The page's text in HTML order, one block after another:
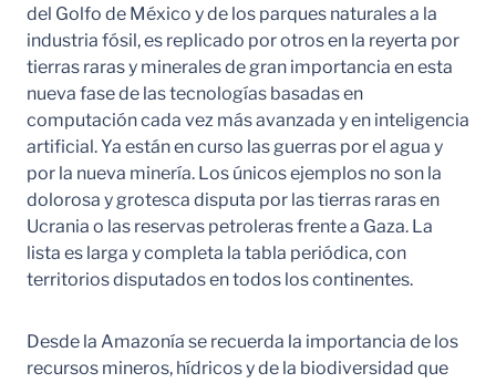
del Golfo de México y de los parques naturales a la
industria fósil, es replicado por otros en la reyerta por
tierras raras y minerales de gran importancia en esta
nueva fase de las tecnologías basadas en
computación cada vez más avanzada y en inteligencia
artificial. Ya están en curso las guerras por el agua y
por la nueva minería. Los únicos ejemplos no son la
dolorosa y grotesca disputa por las tierras raras en
Ucrania o las reservas petroleras frente a Gaza. La
lista es larga y completa la tabla periódica, con
territorios disputados en todos los continentes.
Desde la Amazonía se recuerda la importancia de los
recursos mineros, hídricos y de la biodiversidad que